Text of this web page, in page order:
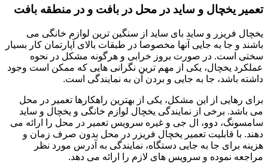
تعمیر یخچال و ساید در محل در بافت و در منطقه بافت
یخچال فریزر و ساید بای ساید از سنگین ترین لوازم خانگی می
باشند و جا به جایی آنها مخصوصا در طبقات بالای آپارتمان کار بسیار
سختی است. در صورت بروز خرابی و هرگونه مشکل در نحوه
عملکرد یخچال، یکی از مهم ترین نگرانی هایی که ممکن است وجود
داشته باشد، جا به جایی و بردن آن به نمایندگی است.
برای رهایی از این مشکل، یکی از بهترین راهکارها تعمیر در محل
می باشد. برخی از نمایندگی یخچال لوازم خانگی و یخچال و ساید
سامسونگ، دوو، ال جی و غیره سرویس تعمیر در محل را ارائه می
دهند. با قابلیت تعمیر یخچال فریزر در محل بدون صرف زمان و
هزینه برای جا به جایی دستگاه، نمایندگی به آدرس مورد نظر
مراجعه نموده و سرویس های لازم را ارائه می دهد.